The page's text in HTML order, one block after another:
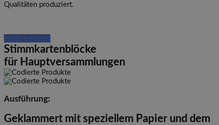
Qualitäten produziert.
Mehr erfahren
Stimmkartenblöcke
für Hauptversammlungen
Ausführung:
Geklammert mit speziellem Papier und dem